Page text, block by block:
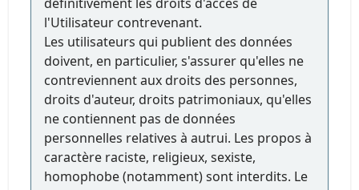
l'Utilisateur contrevenant.
Les utilisateurs qui publient des données
doivent, en particulier, s'assurer qu'elles ne
contreviennent aux droits des personnes,
droits d'auteur, droits patrimoniaux, qu'elles
ne contiennent pas de données
personnelles relatives à autrui. Les propos à
caractère raciste, religieux, sexiste,
homophobe (notamment) sont interdits. Le